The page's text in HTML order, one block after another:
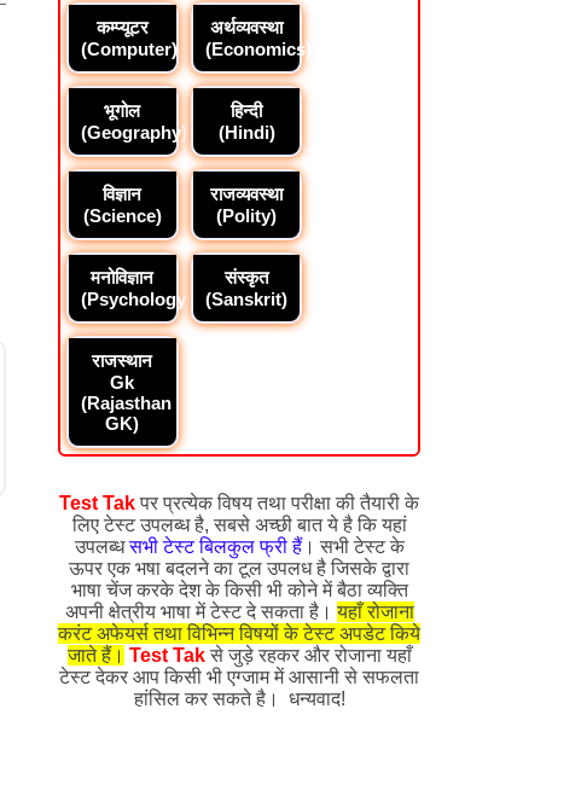
कम्प्यूटर
(Computer)
अर्थव्यवस्था
(Economics)
भूगोल
(Geography)
हिन्दी
(Hindi)
विज्ञान
(Science)
राजव्यवस्था
(Polity)
मनोविज्ञान
(Psychology)
संस्कृत
(Sanskrit)
राजस्थान
Gk
(Rajasthan
GK)
Test Takपर प्रत्येक विषय तथा परीक्षा की तैयारी के
लिए टेस्ट उपलब्ध है, सबसे अच्छी बात ये है कि यहां
उपलब्धसभी टेस्ट बिलकुल फ्री हैं। सभी टेस्ट के
ऊपर एक भषा बदलने का टूल उपलध है जिसके द्वारा
भाषा चेंज करके देश के किसी भी कोने में बैठा व्यक्ति
अपनी क्षेत्रीय भाषा में टेस्ट दे सकता है।यहाँ रोजाना
करंट अफेयर्स तथा विभिन्न विषयों के टेस्ट अपडेट किये
जाते हैं। Test Takसे जुड़े रहकर और रोजाना यहाँ
टेस्ट देकर आप किसी भी एग्जाम में आसानी से सफलता
हांसिल कर सकते है। धन्यवाद!